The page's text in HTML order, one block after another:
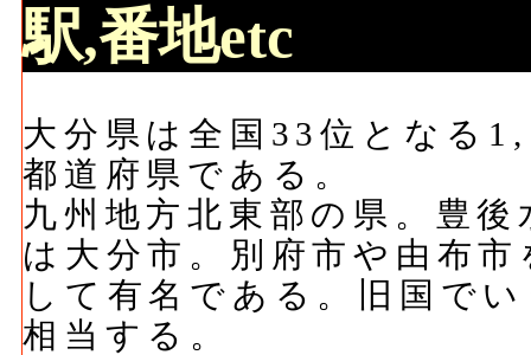
駅,番地etc
大分県は全国33位となる
都道府県である。
九州地方北東部の県。豊
は大分市。別府市や由布
して有名である。旧国で
相当する。